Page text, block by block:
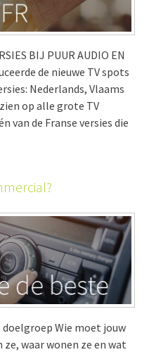
BIJ PUUR AUDIO EN
de nieuwe TV spots
Nederlands, Vlaams
op alle grote TV
van de Franse versies die
doelgroep Wie moet jouw
waar wonen ze en wat